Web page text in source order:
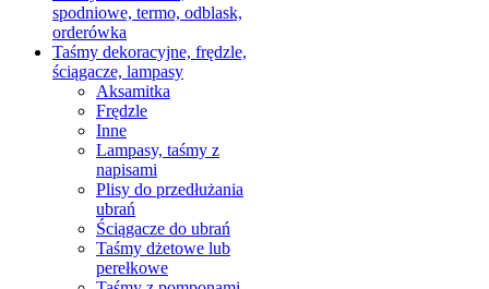
spodniowe, termo, odblask,
orderówka
Taśmy dekoracyjne, frędzle,
ściągacze, lampasy
Aksamitka
Frędzle
Inne
Lampasy, taśmy z
napisami
Plisy do przedłużania
ubrań
Ściągacze do ubrań
Taśmy dżetowe lub
perełkowe